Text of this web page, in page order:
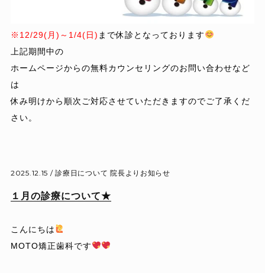
※12/29(月)～1/4(日) まで休診となっております
上記期間中の
ホームページからの無料カウンセリングのお問い合わせなど
は
休み明けから順次ご対応させていただきますのでご了承くだ
さい。
2025.12.15 /診療日について 院長よりお知らせ
１月の診療について★
こんにちは
MOTO矯正歯科です